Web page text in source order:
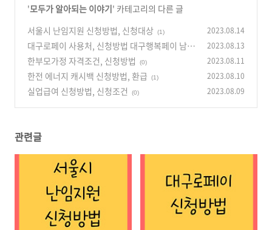
'모두가 알아되는 이야기' 카테고리의 다른 글
서울시 난임지원 신청방법, 신청대상 (1) 2023.08.14
대구로페이 사용처, 신청방법 대구행복페이 남은
잔액
(0)
2023.08.13
한부모가정 자격조건, 신청방법 (0) 2023.08.11
한전 에너지 캐시백 신청방법, 환급 (1) 2023.08.10
실업급여 신청방법, 신청조건 (0) 2023.08.09
관련글